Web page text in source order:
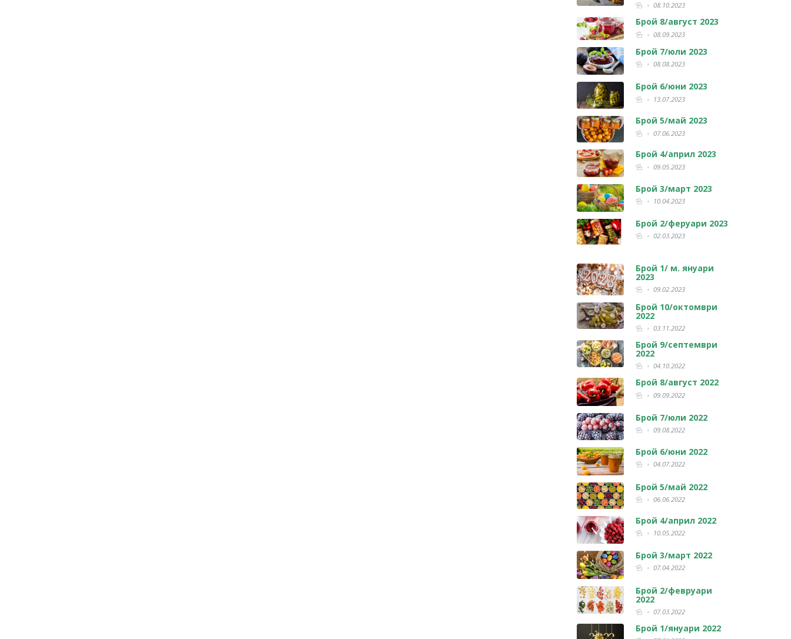
08.10.2023
Брой 8/август 2023
08.09.2023
Брой 7/юли 2023
08.08.2023
Брой 6/юни 2023
13.07.2023
Брой 5/май 2023
07.06.2023
Брой 4/април 2023
09.05.2023
Брой 3/март 2023
10.04.2023
Брой 2/феруари 2023
02.03.2023
Брой 1/ м. януари
2023
09.02.2023
Брой 10/октомври
2022
03.11.2022
Брой 9/септември
2022
04.10.2022
Брой 8/август 2022
09.09.2022
Брой 7/юли 2022
09.08.2022
Брой 6/юни 2022
04.07.2022
Брой 5/май 2022
06.06.2022
Брой 4/април 2022
10.05.2022
Брой 3/март 2022
07.04.2022
Брой 2/февруари
2022
07.03.2022
Брой 1/януари 2022